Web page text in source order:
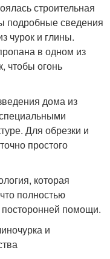
строительная
подробные сведения
чурок и глины.
в одном из
чтобы огонь
дома из
Для обрезки и
простого
которая
полностью
посторонней помощи.